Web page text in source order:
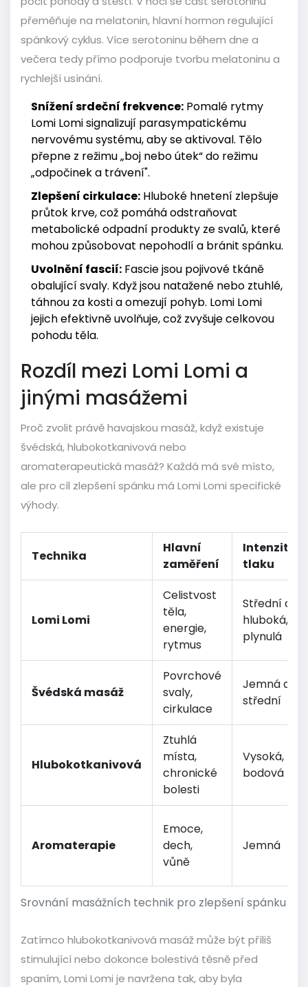
přeměňuje na melatonin, hlavní hormon regulující
spánkový cyklus. Více serotoninu během dne a
večera tedy přímo podporuje tvorbu melatoninu a
rychlejší usínání.
Snížení srdeční frekvence: Pomalé rytmy
Lomi Lomi signalizují parasympatickému
nervovému systému, aby se aktivoval. Tělo
přepne z režimu „boj nebo útek“ do režimu
„odpočinek a trávení".
Zlepšení cirkulace: Hluboké hnetení zlepšuje
průtok krve, což pomáhá odstraňovat
metabolické odpadní produkty ze svalů, které
mohou způsobovat nepohodlí a bránit spánku.
Uvolnění fascií: Fascie jsou pojivové tkáně
obalující svaly. Když jsou natažené nebo ztuhlé,
táhnou za kosti a omezují pohyb. Lomi Lomi
jejich efektivně uvolňuje, což zvyšuje celkovou
pohodu těla.
Rozdíl mezi Lomi Lomi a
jinými masážemi
Proč zvolit právě havajskou masáž, když existuje
švédská, hlubokotkanivová nebo
aromaterapeutická masáž? Každá má své místo,
ale pro cíl zlepšení spánku má Lomi Lomi specifické
výhody.
Srovnání masážních technik pro zlepšení spánku
Technika
Hlavní
zaměření
Intenzita
tlaku
Lomi Lomi
Celistvost
těla,
energie,
rytmus
Střední až
hluboká,
plynulá
Švédská masáž
Povrchové
svaly,
cirkulace
Jemná až
střední
Hlubokotkanivová
Ztuhlá
místa,
chronické
bolesti
Vysoká,
bodová
Aromaterapie
Emoce,
dech,
vůně
Jemná
Zatímco hlubokotkanivová masáž může být příliš
stimulující nebo dokonce bolestivá těsně před
spaním, Lomi Lomi je navržena tak, aby byla